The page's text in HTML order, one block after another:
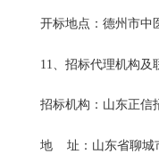
开标地点：德州市中
11、招标代理机构及
招标机构：山东正信
地 址：山东省聊城